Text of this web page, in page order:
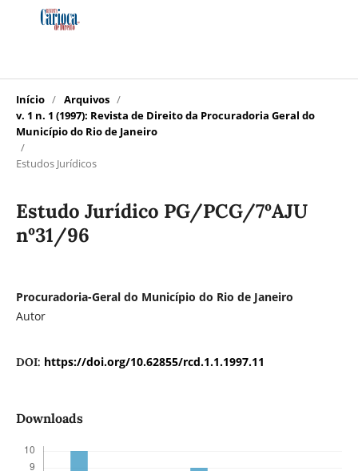
Início / Arquivos /
v. 1 n. 1 (1997): Revista de Direito da Procuradoria Geral do
Município do Rio de Janeiro
/
Estudos Jurídicos
Estudo Jurídico PG/PCG/7ºAJU
nº31/96
Procuradoria-Geral do Município do Rio de Janeiro
Autor
DOI: https://doi.org/10.62855/rcd.1.1.1997.11
Downloads